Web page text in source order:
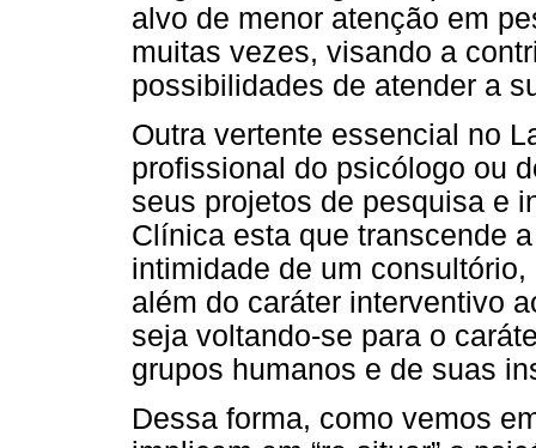
alvo de menor atenção em
muitas vezes, visando a
possibilidades de atender a
Outra vertente essencial no
profissional do psicólogo ou
seus projetos de pesquisa e
Clínica esta que transcende
intimidade de um
além do caráter interventivo
seja voltando-se para o
grupos humanos e de suas
Dessa forma, como vemos